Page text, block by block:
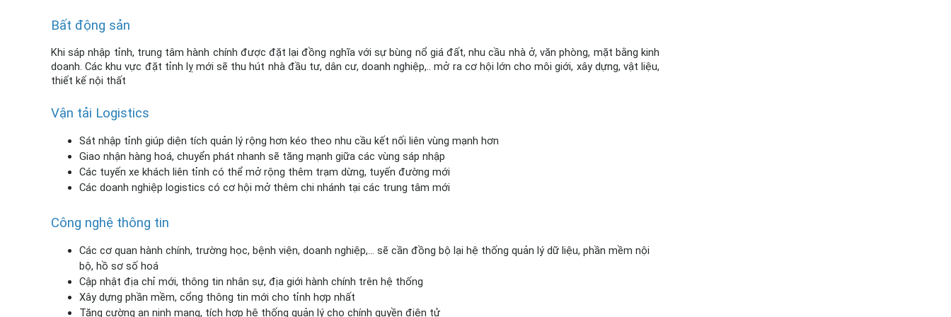
Bất động sản
Khi sáp nhập tỉnh, trung tâm hành chính được đặt lại đồng nghĩa với sự bùng nổ giá đất, nhu cầu nhà ở, văn phòng, mặt bằng kinh
doanh. Các khu vực đặt tỉnh lỵ mới sẽ thu hút nhà đầu tư, dân cư, doanh nghiệp,.. mở ra cơ hội lớn cho môi giới, xây dựng, vật liệu,
thiết kế nội thất
Vận tải Logistics
Sát nhập tỉnh giúp diện tích quản lý rộng hơn kéo theo nhu cầu kết nối liên vùng mạnh hơn
Giao nhận hàng hoá, chuyển phát nhanh sẽ tăng mạnh giữa các vùng sáp nhập
Các tuyến xe khách liên tỉnh có thể mở rộng thêm trạm dừng, tuyến đường mới
Các doanh nghiệp logistics có cơ hội mở thêm chi nhánh tại các trung tâm mới
Công nghệ thông tin
Các cơ quan hành chính, trường học, bệnh viện, doanh nghiệp,... sẽ cần đồng bộ lại hệ thống quản lý dữ liệu, phần mềm nội
bộ, hồ sơ số hoá
Cập nhật địa chỉ mới, thông tin nhân sự, địa giới hành chính trên hệ thống
Xây dựng phần mềm, cổng thông tin mới cho tỉnh hợp nhất
Tăng cường an ninh mạng, tích hợp hệ thống quản lý cho chính quyền điện tử